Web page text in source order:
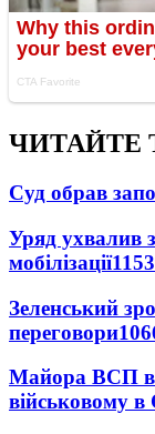
ЧИТАЙТЕ
Суд обрав
Уряд ухвалив
мобілізації
Зеленський
переговори
Майора ВСП
військовому